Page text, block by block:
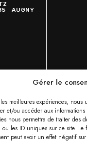
Gérer le
meilleures expériences,
et/ou accéder aux
nous permettra de traiter des
ou les ID uniques sur ce site.
peut avoir un effet négatif
AUGNY